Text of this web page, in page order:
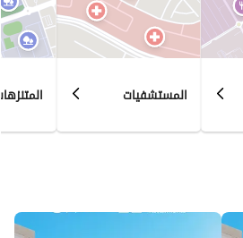
المستشفيات المتنزهات